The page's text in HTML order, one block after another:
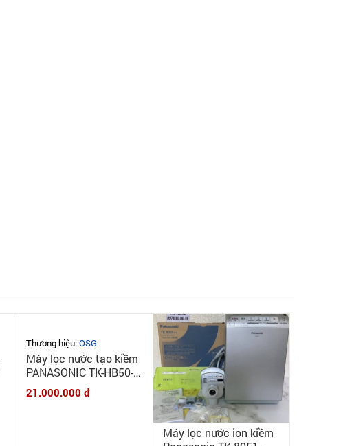
Thương hiệu:OSG
Máy lọc nước tạo kiềm
PANASONIC TK-HB50-S
nội địa Nhật - New
100%
21.000.000 đ
Máy lọc nước ion kiềm